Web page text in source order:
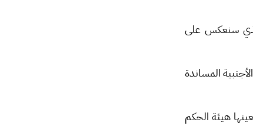
سنعكس على
المساندة
هيئة الحكم